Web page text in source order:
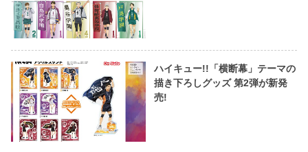
ハイキュー!!「横断幕」テーマの
描き下ろしグッズ 第2弾が新発
売!